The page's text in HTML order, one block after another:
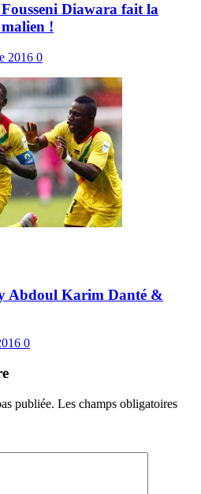
Diawara fait la
!
2016 0
Abdoul Karim Danté &
0
publiée. Les champs obligatoires